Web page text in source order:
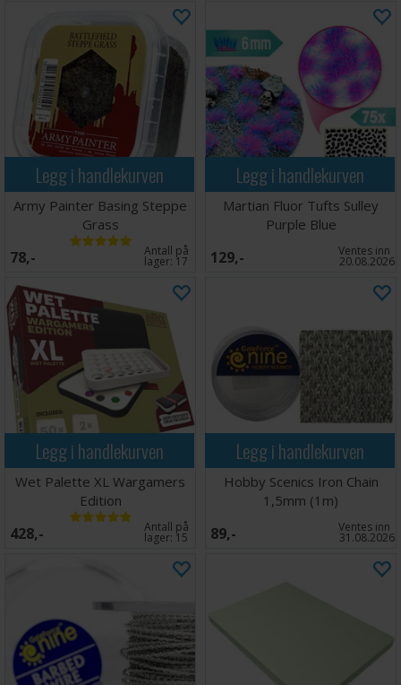
Legg i handlekurven
Army Painter Basing Steppe
Grass
78,- Antall på
lager: 17
Legg i handlekurven
Martian Fluor Tufts Sulley
Purple Blue
129,- Ventes inn
20.08.2026
Legg i handlekurven
Wet Palette XL Wargamers
Edition
428,- Antall på
lager: 15
Legg i handlekurven
Hobby Scenics Iron Chain
1,5mm (1m)
89,- Ventes inn
31.08.2026